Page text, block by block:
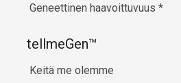
Geneettinen haavoittuvuus *
tellmeGen™
Keitä me olemme